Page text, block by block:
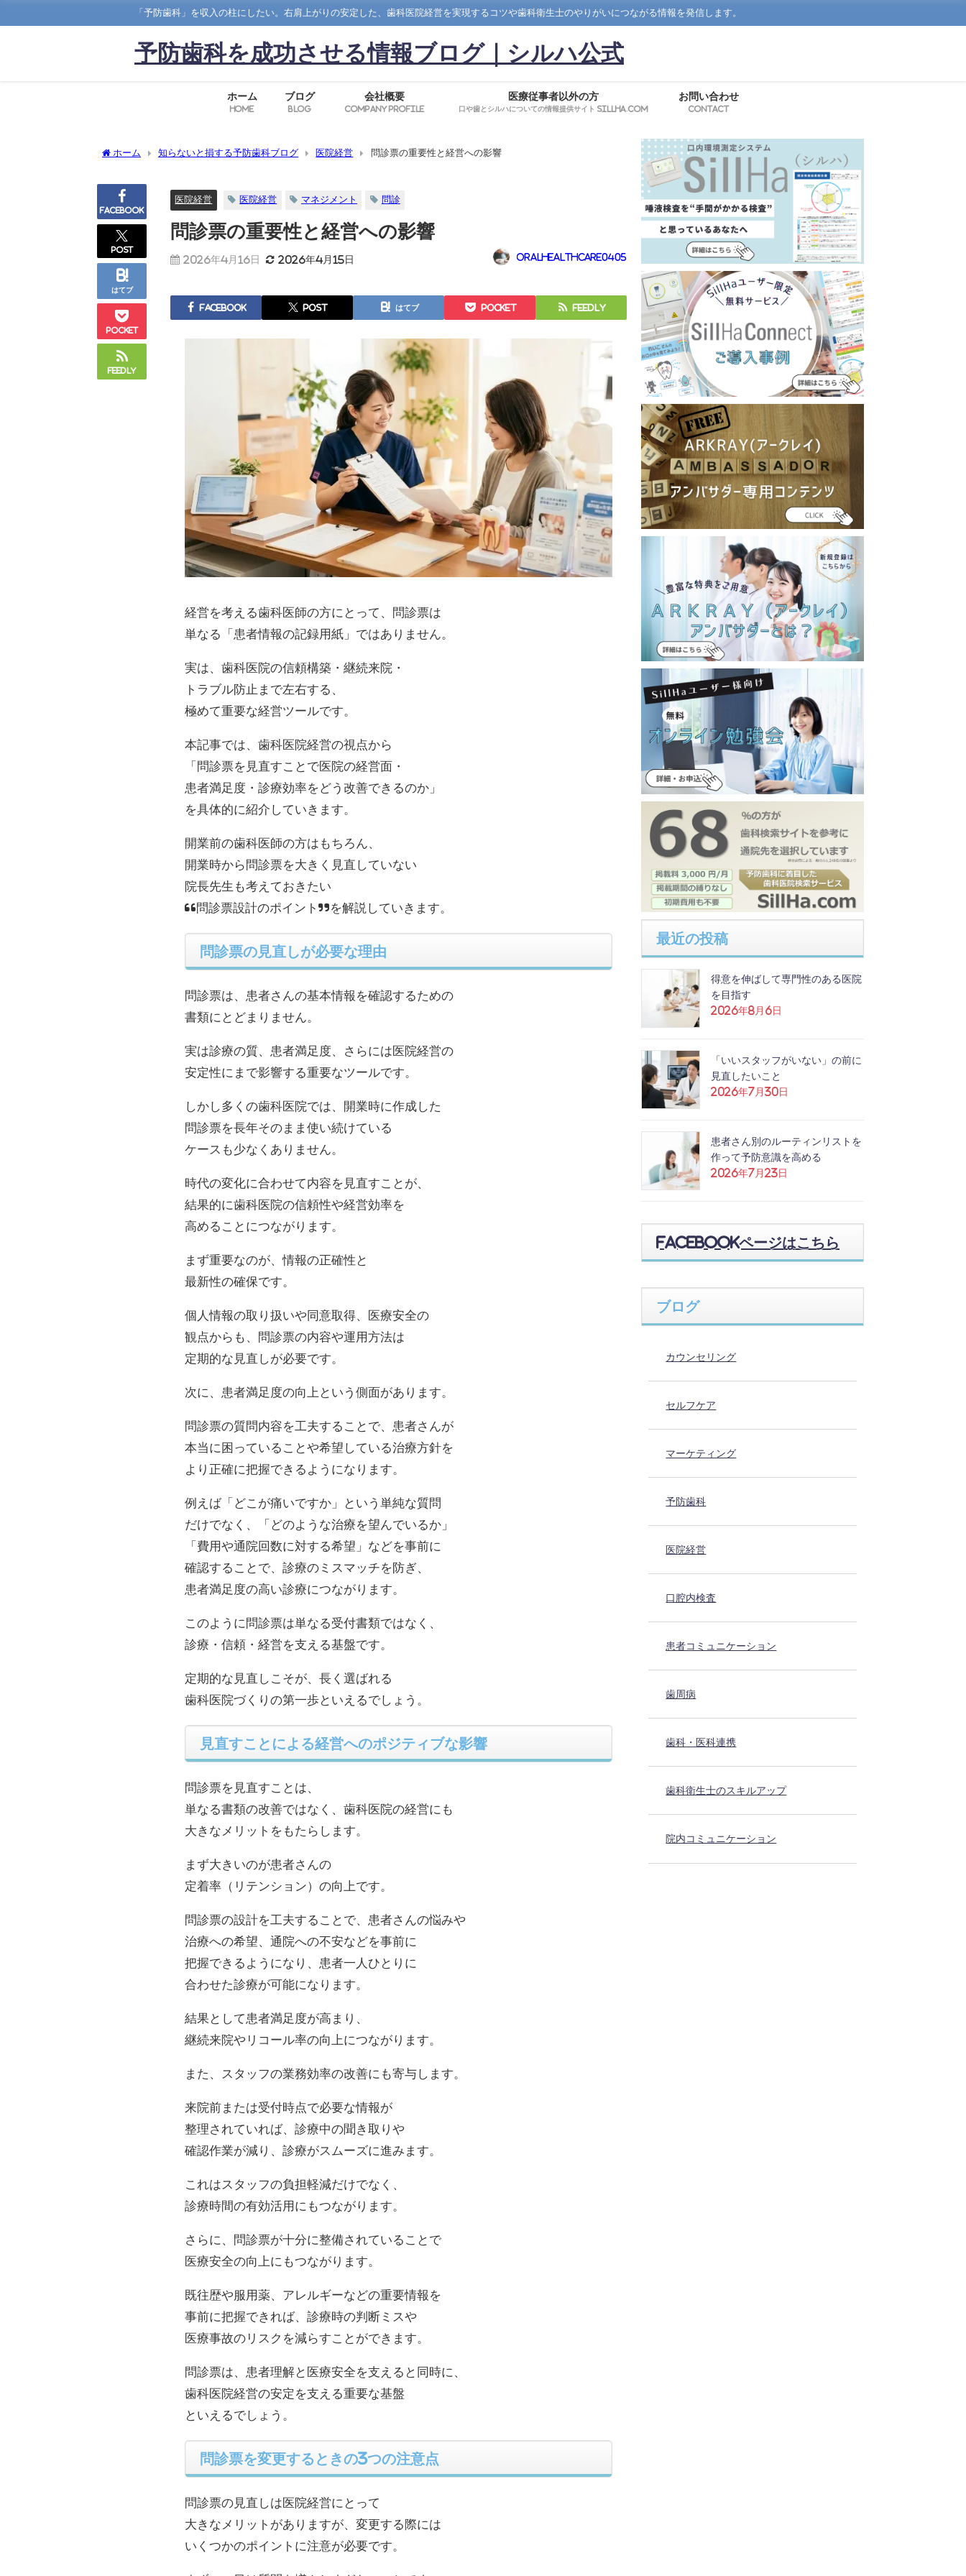
「予防歯科」を収入の柱にしたい。右肩上がりの安定した、歯科医院経営を実現するコツや歯科衛生士のやりがいにつながる情報を発信します。
予防歯科を成功させる情報ブログ｜シルハ公式
ホーム
Home
ブログ
Blog
会社概要
Company Profile
医療従事者以外の方
口や歯とシルハについての情報提供サイト SillHa.com
お問い合わせ
Contact
ホーム 知らないと損する予防歯科ブログ 医院経営 問診票の重要性と経営への影響
Facebook
post
はてブ
Pocket
Feedly
医院経営 医院経営 マネジメント 問診
問診票の重要性と経営への影響
2026年4月16日 2026年4月15日 oralhealthcare0405
Facebook post はてブ Pocket Feedly
経営を考える歯科医師の方にとって、問診票は
単なる「患者情報の記録用紙」ではありません。
実は、歯科医院の信頼構築・継続来院・
トラブル防止まで左右する、
極めて重要な経営ツールです。
本記事では、歯科医院経営の視点から
「問診票を見直すことで医院の経営面・
患者満足度・診療効率をどう改善できるのか」
を具体的に紹介していきます。
開業前の歯科医師の方はもちろん、
開業時から問診票を大きく見直していない
院長先生も考えておきたい
“問診票設計のポイント”を解説していきます。
問診票の見直しが必要な理由
問診票は、患者さんの基本情報を確認するための
書類にとどまりません。
実は診療の質、患者満足度、さらには医院経営の
安定性にまで影響する重要なツールです。
しかし多くの歯科医院では、開業時に作成した
問診票を長年そのまま使い続けている
ケースも少なくありません。
時代の変化に合わせて内容を見直すことが、
結果的に歯科医院の信頼性や経営効率を
高めることにつながります。
まず重要なのが、情報の正確性と
最新性の確保です。
個人情報の取り扱いや同意取得、医療安全の
観点からも、問診票の内容や運用方法は
定期的な見直しが必要です。
次に、患者満足度の向上という側面があります。
問診票の質問内容を工夫することで、患者さんが
本当に困っていることや希望している治療方針を
より正確に把握できるようになります。
例えば「どこが痛いですか」という単純な質問
だけでなく、「どのような治療を望んでいるか」
「費用や通院回数に対する希望」などを事前に
確認することで、診療のミスマッチを防ぎ、
患者満足度の高い診療につながります。
このように問診票は単なる受付書類ではなく、
診療・信頼・経営を支える基盤です。
定期的な見直しこそが、長く選ばれる
歯科医院づくりの第一歩といえるでしょう。
見直すことによる経営へのポジティブな影響
問診票を見直すことは、
単なる書類の改善ではなく、歯科医院の経営にも
大きなメリットをもたらします。
まず大きいのが患者さんの
定着率（リテンション）の向上です。
問診票の設計を工夫することで、患者さんの悩みや
治療への希望、通院への不安などを事前に
把握できるようになり、患者一人ひとりに
合わせた診療が可能になります。
結果として患者満足度が高まり、
継続来院やリコール率の向上につながります。
また、スタッフの業務効率の改善にも寄与します。
来院前または受付時点で必要な情報が
整理されていれば、診療中の聞き取りや
確認作業が減り、診療がスムーズに進みます。
これはスタッフの負担軽減だけでなく、
診療時間の有効活用にもつながります。
さらに、問診票が十分に整備されていることで
医療安全の向上にもつながります。
既往歴や服用薬、アレルギーなどの重要情報を
事前に把握できれば、診療時の判断ミスや
医療事故のリスクを減らすことができます。
問診票は、患者理解と医療安全を支えると同時に、
歯科医院経営の安定を支える重要な基盤
といえるでしょう。
問診票を変更するときの3つの注意点
問診票の見直しは医院経営にとって
大きなメリットがありますが、変更する際には
いくつかのポイントに注意が必要です。
最近の投稿
得意を伸ばして専門性のある医院
を目指す
2026年8月6日
「いいスタッフがいない」の前に
見直したいこと
2026年7月30日
患者さん別のルーティンリストを
作って予防意識を高める
2026年7月23日
Facebookページはこちら
ブログ
カウンセリング
セルフケア
マーケティング
予防歯科
医院経営
口腔内検査
患者コミュニケーション
歯周病
歯科・医科連携
歯科衛生士のスキルアップ
院内コミュニケーション